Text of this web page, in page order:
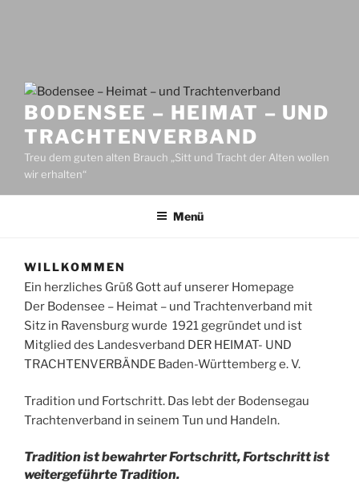
BODENSEE – HEIMAT – UND
TRACHTENVERBAND
Treu dem guten alten Brauch „Sitt und Tracht der Alten wollen
wir erhalten“
Menü
WILLKOMMEN
Ein herzliches Grüß Gott auf unserer Homepage
Der Bodensee – Heimat – und Trachtenverband mit
Sitz in Ravensburg wurde 1921 gegründet und ist
Mitglied des Landesverband DER HEIMAT- UND
TRACHTENVERBÄNDE Baden-Württemberg e. V.
Tradition und Fortschritt. Das lebt der Bodensegau
Trachtenverband in seinem Tun und Handeln.
Tradition ist bewahrter Fortschritt, Fortschritt ist
weitergeführte Tradition.